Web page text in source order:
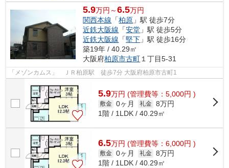
5.9万円～6.5万円
関西本線 「柏原 」駅 徒歩7分
近鉄大阪線 「安堂 」駅 徒歩5分
近鉄大阪線 「堅下 」駅 徒歩16分
築19年 / 40.29㎡
大阪府柏原市古町１丁目5-31
「メゾンカムス」 ＪＲ柏原駅 徒歩7分 大阪府柏原市古町1
5.9万円 (管理費等：5,000円 )
敷金 0ヶ月 礼金 8万円
1階 / 1LDK / 40.29㎡
6.5万円 (管理費等：6,000円 )
敷金 0ヶ月 礼金 8万円
1階 / 1LDK / 40.29㎡